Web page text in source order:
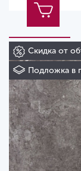
Скидка от
Подложка в